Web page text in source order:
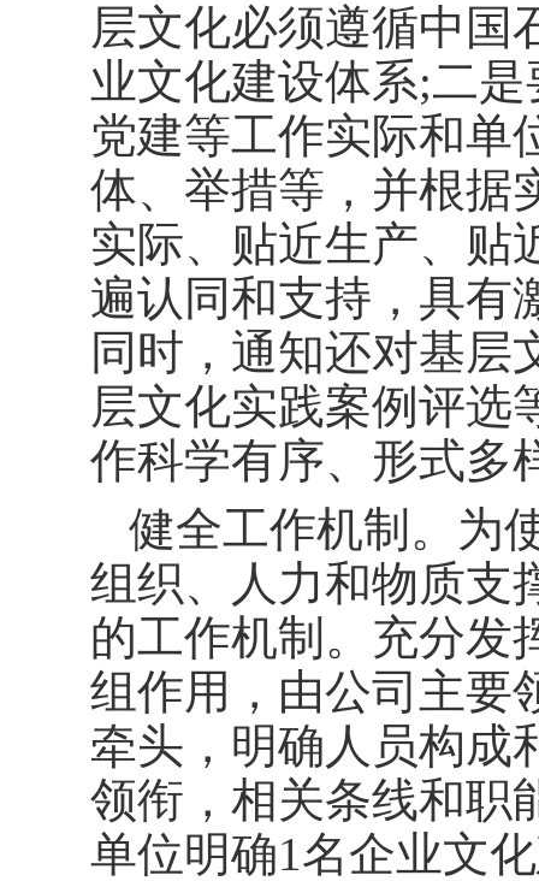
层文化必须遵循中国
业文化建设体系;二
党建等工作实际和单
体、举措等，并根据
实际、贴近生产、贴
遍认同和支持，具有
同时，通知还对基层
层文化实践案例评选
作科学有序、形式多
健全工作机制。为
组织、人力和物质支
的工作机制。充分发
组作用，由公司主要
牵头，明确人员构成
领衔，相关条线和职
单位明确1名企业文